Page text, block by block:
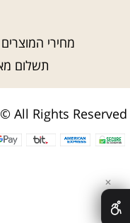
מחירי
תשלום
הובי חנות יצירה וחרוזים © All Rights Reserved
✕